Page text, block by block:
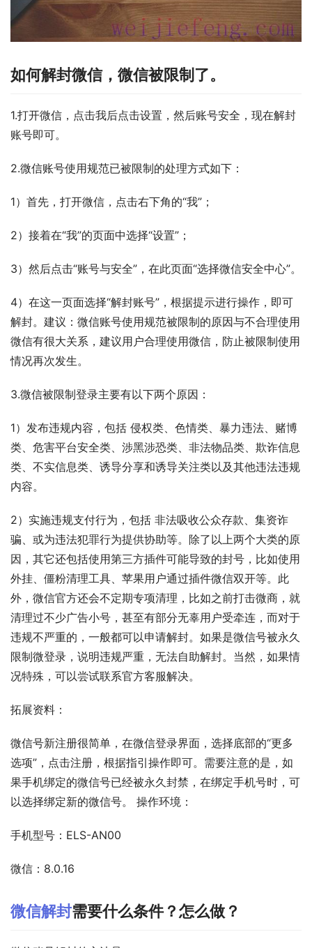
如何解封微信，微信被限制了。
1.打开微信，点击我后点击设置，然后账号安全，现在解封
账号即可。
2.微信账号使用规范已被限制的处理方式如下：
1）首先，打开微信，点击右下角的“我”；
2）接着在“我”的页面中选择“设置”；
3）然后点击“账号与安全”，在此页面“选择微信安全中心”。
4）在这一页面选择“解封账号”，根据提示进行操作，即可
解封。建议：微信账号使用规范被限制的原因与不合理使用
微信有很大关系，建议用户合理使用微信，防止被限制使用
情况再次发生。
3.微信被限制登录主要有以下两个原因：
1）发布违规内容，包括 侵权类、色情类、暴力违法、赌博
类、危害平台安全类、涉黑涉恐类、非法物品类、欺诈信息
类、不实信息类、诱导分享和诱导关注类以及其他违法违规
内容。
2）实施违规支付行为，包括 非法吸收公众存款、集资诈
骗、或为违法犯罪行为提供协助等。除了以上两个大类的原
因，其它还包括使用第三方插件可能导致的封号，比如使用
外挂、僵粉清理工具、苹果用户通过插件微信双开等。此
外，微信官方还会不定期专项清理，比如之前打击微商，就
清理过不少广告小号，甚至有部分无辜用户受牵连，而对于
违规不严重的，一般都可以申请解封。如果是微信号被永久
限制微登录，说明违规严重，无法自助解封。当然，如果情
况特殊，可以尝试联系官方客服解决。
拓展资料：
微信号新注册很简单，在微信登录界面，选择底部的“更多
选项”，点击注册，根据指引操作即可。需要注意的是，如
果手机绑定的微信号已经被永久封禁，在绑定手机号时，可
以选择绑定新的微信号。 操作环境：
手机型号：ELS-AN00
微信：8.0.16
微信解封需要什么条件？怎么做？